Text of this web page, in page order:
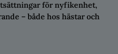
för nyfikenhet,
– både hos hästar och